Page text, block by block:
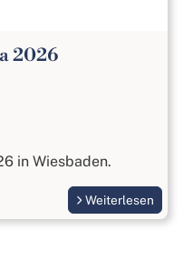
2026
in Wiesbaden.
Weiterlesen